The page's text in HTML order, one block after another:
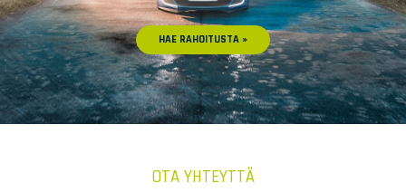
HAE RAHOITUSTA »
OTA YHTEYTTÄ